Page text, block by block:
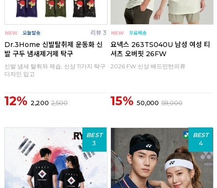
리뷰 3
Dr.3Home 신발탈취제 운동화 신
발 구두 냄새제거제 탁구
신발 냄새 탈취와 제습, 신상 11가지 탁구
디자인 입고
12% 2,200 2,500
요넥스 263TS040U 남성 여성 티
셔츠 오버핏 26FW
2026 FW 신상 배드민턴의류
15% 50,000 59,000
BEST
3
BEST
4